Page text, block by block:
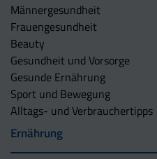
Männergesundheit
Frauengesundheit
Beauty
Gesundheit und Vorsorge
Gesunde Ernährung
Sport und Bewegung
Alltags- und Verbrauchertipps
Ernährung